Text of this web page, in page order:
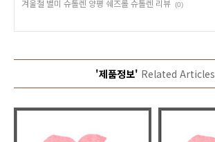
겨울철 별미 슈톨렌 양평 쉐즈롤 슈톨렌 리뷰 (0)
'제품정보' Related Articles